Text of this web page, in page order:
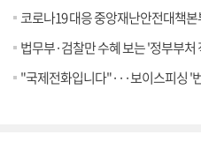
코로나19 대응 중앙재난안전대책본부 브
법무부·검찰만 수혜 보는 '정부부처 직제 일괄개정'?
"국제전화입니다"···보이스피싱 '번호둔갑' 뿌